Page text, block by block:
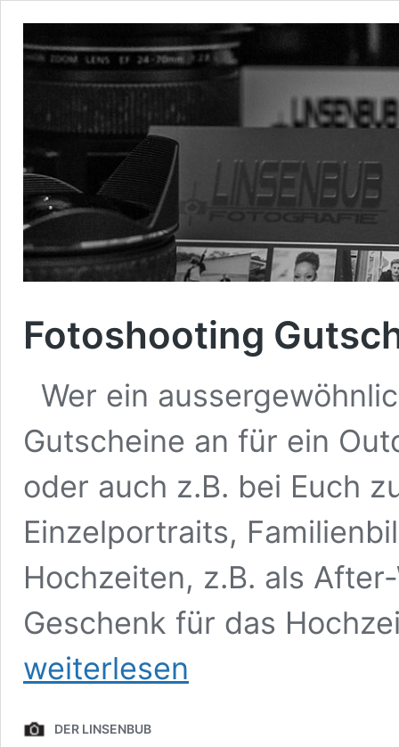
Fotoshooting
Wer ein
Gutscheine an für ein
oder auch z.B. bei Euch
Einzelportraits,
Hochzeiten, z.B. als
Geschenk für das
weiterlesen
DER LINSENBUB